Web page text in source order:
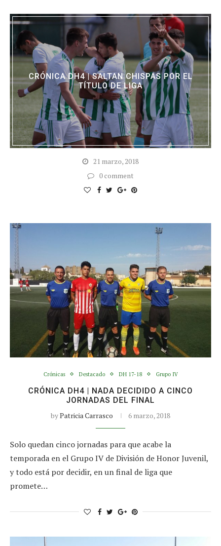
CRÓNICA DH4 | SALTAN CHISPAS POR EL
TÍTULO DE LIGA
21 marzo, 2018
0 comment
Crónicas Destacado DH 17-18 Grupo IV
CRÓNICA DH4 | NADA DECIDIDO A CINCO
JORNADAS DEL FINAL
byPatricia Carrasco 6 marzo, 2018
Solo quedan cinco jornadas para que acabe la
temporada en el Grupo IV de División de Honor Juvenil,
y todo está por decidir, en un final de liga que
promete…